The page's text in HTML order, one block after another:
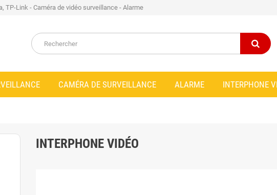
TP-Link - Caméra de vidéo surveillance - Alarme
CAMÉRA DE SURVEILLANCE ALARME INTERPHONE
INTERPHONE VIDÉO